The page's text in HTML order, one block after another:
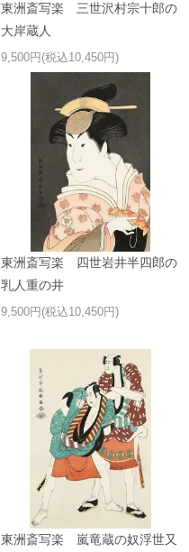
東洲斎写楽 三世沢村宗十郎の
大岸蔵人
9,500円(税込10,450円)
東洲斎写楽 四世岩井半四郎の
乳人重の井
9,500円(税込10,450円)
東洲斎写楽 嵐竜蔵の奴浮世又